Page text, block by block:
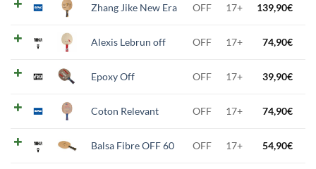
Zhang Jike New Era OFF 17+ 139,90€
Alexis Lebrun off OFF 17+ 74,90€
Epoxy Off OFF 17+ 39,90€
Coton Relevant OFF 17+ 74,90€
Balsa Fibre OFF 60 OFF 17+ 54,90€